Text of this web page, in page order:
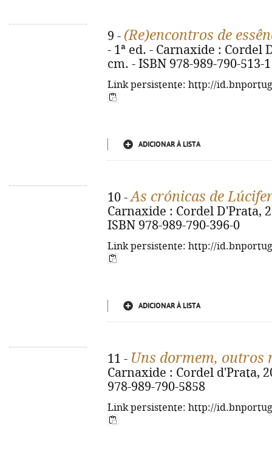
9 - (Re)encontros de
- 1ª ed. - Carnaxide : Cordel
cm. - ISBN 978-989-790-513-1
Link persistente: http://
ADICIONAR À LISTA
10 -As crónicas de
Carnaxide : Cordel D'Prata,
ISBN 978-989-790-396-0
Link persistente: http://
ADICIONAR À LISTA
11 - Uns dormem, outros
Carnaxide : Cordel d'Prata,
978-989-790-5858
Link persistente: http://